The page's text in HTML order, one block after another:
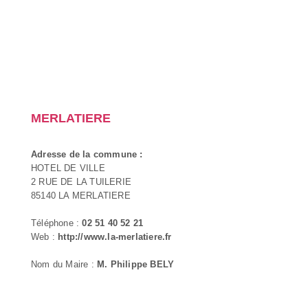
MERLATIERE
Adresse de la commune :
HOTEL DE VILLE
2 RUE DE LA TUILERIE
85140 LA MERLATIERE
Téléphone :02 51 40 52 21
Web : http://www.la-merlatiere.fr
Nom du Maire : M. Philippe BELY